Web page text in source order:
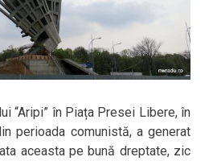
“Aripi” în Piața Presei Libere, în
perioada comunistă, a generat
aceasta pe bună dreptate, zic